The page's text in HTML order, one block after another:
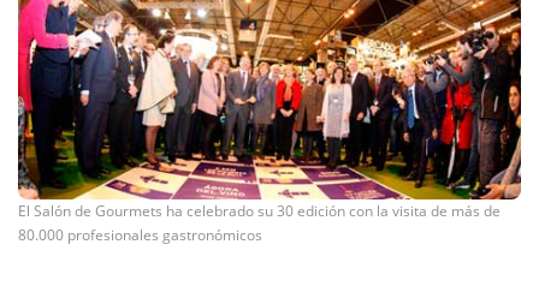
El Salón de Gourmets ha celebrado su 30 edición con la visita de más de
80.000 profesionales gastronómicos